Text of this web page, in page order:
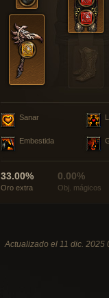
Sanar
Embestida
33.00%
Oro extra
0.00%
Obj. mágicos
Actualizado el 11 dic. 2025